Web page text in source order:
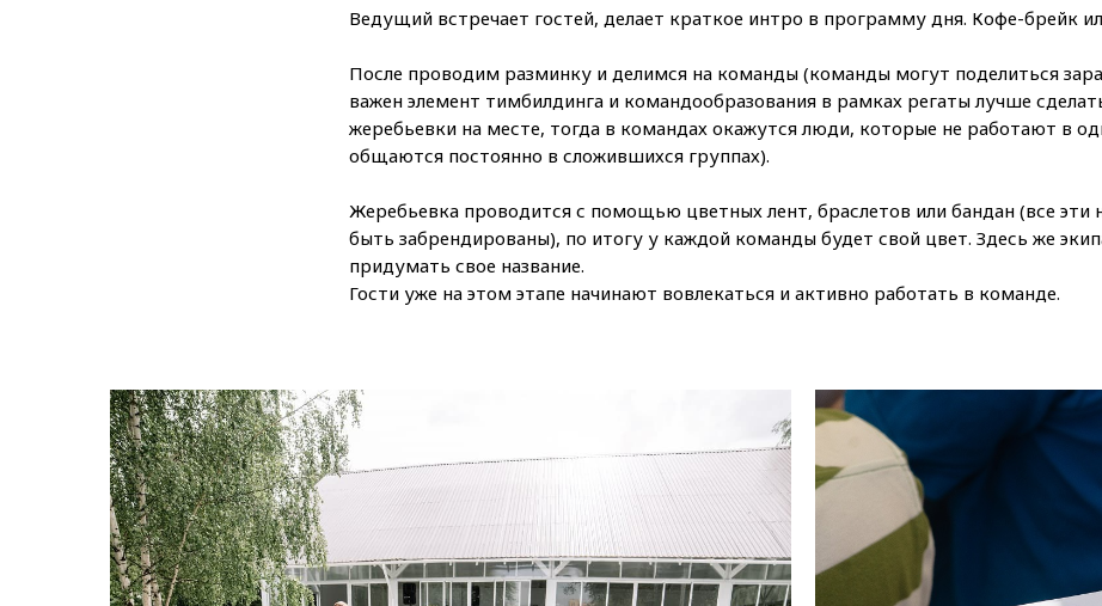
Ведущий встречает гостей, делает краткое интро в программу дня. Кофе-брейк
После проводим разминку и делимся на команды (команды могут поделиться
важен элемент тимбилдинга и командообразования в рамках регаты лучше
жеребьевки на месте, тогда в командах окажутся люди, которые не работают в
общаются постоянно в сложившихся группах).
Жеребьевка проводится с помощью цветных лент, браслетов или бандан (все эти
быть забрендированы), по итогу у каждой команды будет свой цвет. Здесь же
придумать свое название.
Гости уже на этом этапе начинают вовлекаться и активно работать в команде.